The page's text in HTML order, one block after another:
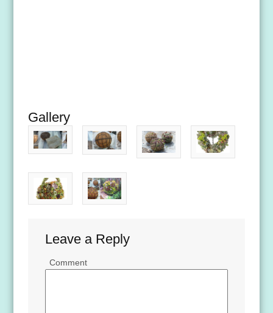
Gallery
Leave a Reply
Comment